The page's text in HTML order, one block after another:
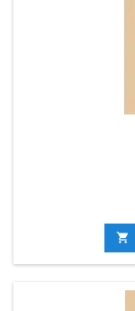
